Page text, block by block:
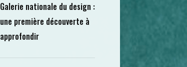
Galerie nationale du design :
une première découverte à
approfondir